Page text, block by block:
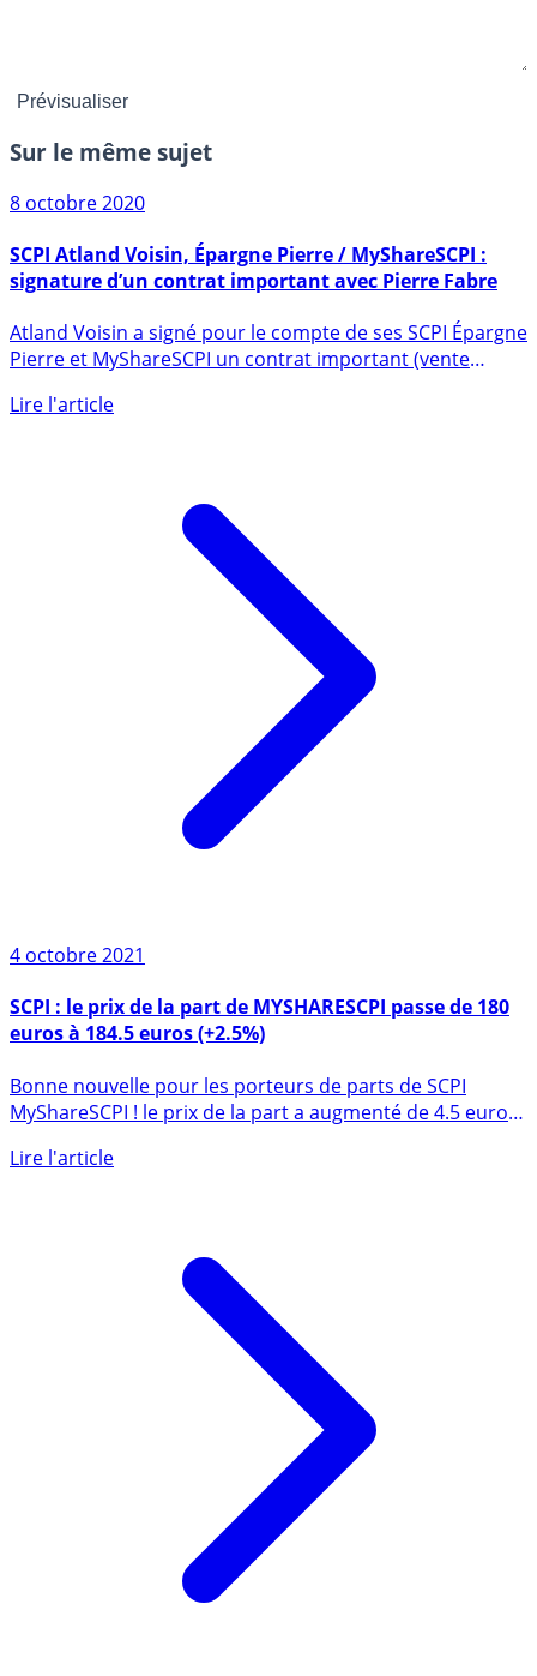
Sur le même sujet
8 octobre 2020
signature d’un contrat important avec Pierre Fabre
Pierre et MyShareSCPI un contrat important (vente
4 octobre 2021
euros à 184.5 euros (+2.5%)
Bonne nouvelle pour les porteurs de parts de SCPI
MyShareSCPI ! le prix de la part a augmenté de 4.5 euros